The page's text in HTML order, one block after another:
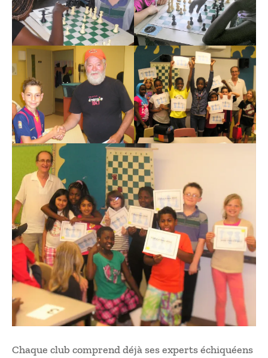
Chaque club comprend déjà ses experts échiquéens